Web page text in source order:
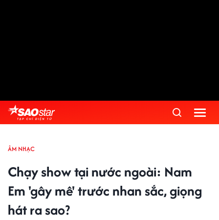
ÂM NHẠC
Chạy show tại nước ngoài: Nam
Em 'gây mê' trước nhan sắc, giọng
hát ra sao?